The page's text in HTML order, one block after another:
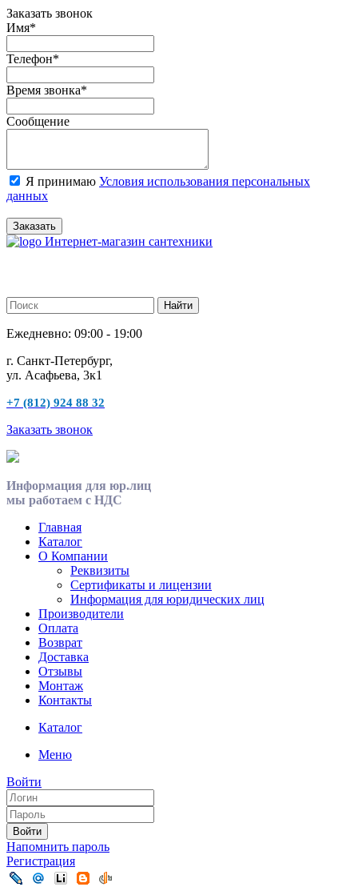
Заказать звонок
Имя*
Телефон*
Время звонка*
Сообщение
Я принимаю Условия использования персональных
данных
Заказать
Интернет-магазин сантехники
Ежедневно: 09:00 - 19:00
г. Санкт-Петербург,
ул. Асафьева, 3к1
+7 (812) 924 88 32
Заказать звонок
Информация для юр.лиц
мы работаем с НДС
Главная
Каталог
О Компании
Реквизиты
Сертификаты и лицензии
Информация для юридических лиц
Производители
Оплата
Возврат
Доставка
Отзывы
Монтаж
Контакты
Каталог
Меню
Войти
Войти
Напомнить пароль
Регистрация